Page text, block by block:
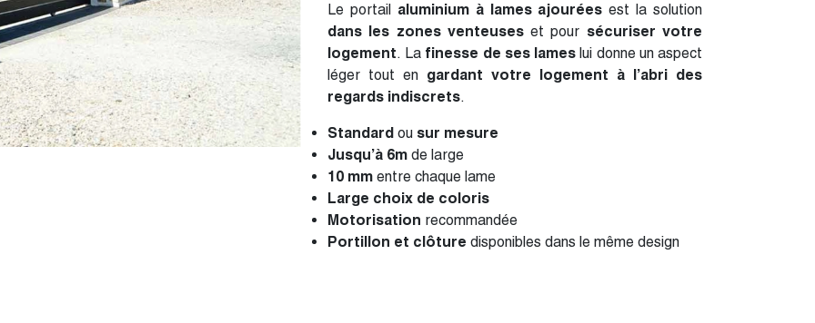
Le portail aluminium à lames ajouréesest la solution
dans les zones venteuseset pour sécuriser votre
logement. La finesse de ses lameslui donne un aspect
léger tout en gardant votre logement à l’abri des
regards indiscrets.
Standard ou sur mesure
Jusqu’à 6m de large
10 mm entre chaque lame
Large choix de coloris
Motorisation recommandée
Portillon et clôture disponibles dans le même design